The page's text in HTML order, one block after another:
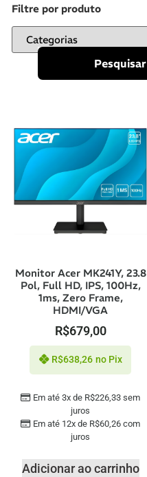
Filtre por produto
Pesquisar
Monitor Acer MK241Y, 23.8
Pol, Full HD, IPS, 100Hz,
1ms, Zero Frame,
HDMI/VGA
R$679,00
Em até 3x de R$226,33 sem
juros
Em até 12x de R$60,26 com
juros
R$638,26 no Pix
Adicionar ao carrinho